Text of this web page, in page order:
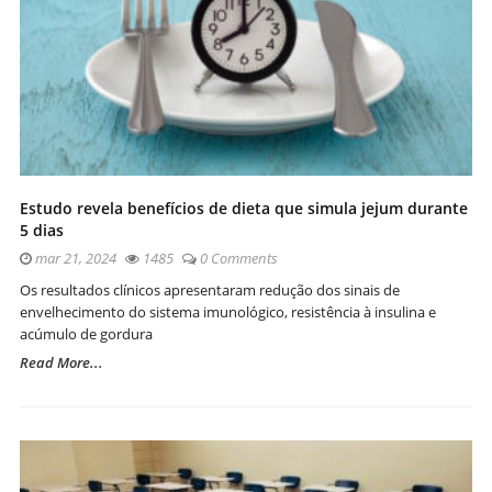
Estudo revela benefícios de dieta que simula jejum durante
5 dias
mar 21, 2024 1485
0 Comments
Os resultados clínicos apresentaram redução dos sinais de
envelhecimento do sistema imunológico, resistência à insulina e
acúmulo de gordura
Read More...